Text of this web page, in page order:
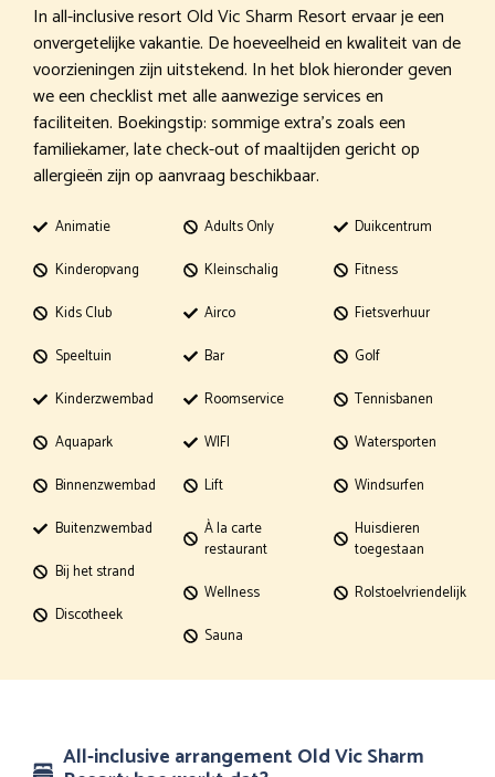
In all-inclusive resort Old Vic Sharm Resort ervaar je een
onvergetelijke vakantie. De hoeveelheid en kwaliteit van de
voorzieningen zijn uitstekend. In het blok hieronder geven
we een checklist met alle aanwezige services en
faciliteiten. Boekingstip: sommige extra’s zoals een
familiekamer, late check-out of maaltijden gericht op
allergieën zijn op aanvraag beschikbaar.
Animatie
Kinderopvang
Kids Club
Speeltuin
Kinderzwembad
Aquapark
Binnenzwembad
Buitenzwembad
Bij het strand
Discotheek
Adults Only
Kleinschalig
Airco
Bar
Roomservice
WIFI
Lift
À la carte
restaurant
Wellness
Sauna
Duikcentrum
Fitness
Fietsverhuur
Golf
Tennisbanen
Watersporten
Windsurfen
Huisdieren
toegestaan
Rolstoelvriendelijk
All-inclusive arrangement Old Vic Sharm